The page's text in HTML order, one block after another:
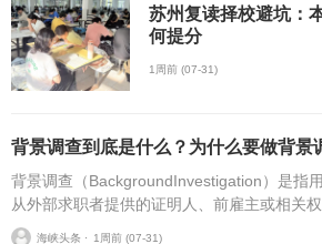
苏州复读择校避坑：
何提分
1周前 (07-31)
背景调查到底是什么？为什么要做背景
背景调查（BackgroundInvestigation）是指
从外部求职者提供的证明人、前雇主或相关
实求职者个人资料及履历真实性的一种行为。
海峡头条 ⋅ 1周前 (07-31)